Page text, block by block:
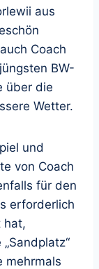
aus
Coach
BW-
über die
Wetter.
und
von Coach
für den
erforderlich
hat,
mehrmals